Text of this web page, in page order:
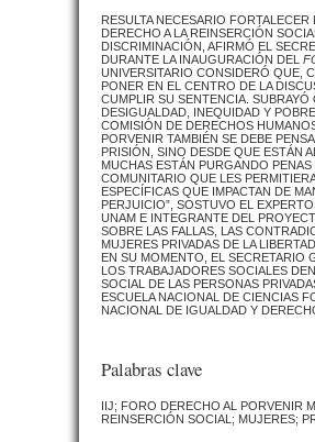
RESULTA NECESARIO
DERECHO A LA REINSERCIÓN
DISCRIMINACIÓN, AFIRMÓ EL
DURANTE LA INAUGURACIÓN DEL
UNIVERSITARIO CONSIDERÓ QUE,
PONER EN EL CENTRO DE LA
CUMPLIR SU SENTENCIA.
DESIGUALDAD, INEQUIDAD Y
COMISIÓN DE DERECHOS
PORVENIR TAMBIÉN SE DEBE
PRISIÓN, SINO DESDE QUE ESTÁN
MUCHAS ESTÁN PURGANDO
COMUNITARIO QUE LES
ESPECÍFICAS QUE IMPACTAN DE
PERJUICIO”, SOSTUVO EL
UNAM E INTEGRANTE DEL
SOBRE LAS FALLAS, LAS
MUJERES PRIVADAS DE LA
EN SU MOMENTO, EL SECRETARIO
LOS TRABAJADORES SOCIALES
SOCIAL DE LAS PERSONAS
ESCUELA NACIONAL DE CIENCIAS
NACIONAL DE IGUALDAD Y
Palabras clave
IIJ; FORO DERECHO AL PORVENIR
REINSERCIÓN SOCIAL; MUJERES;